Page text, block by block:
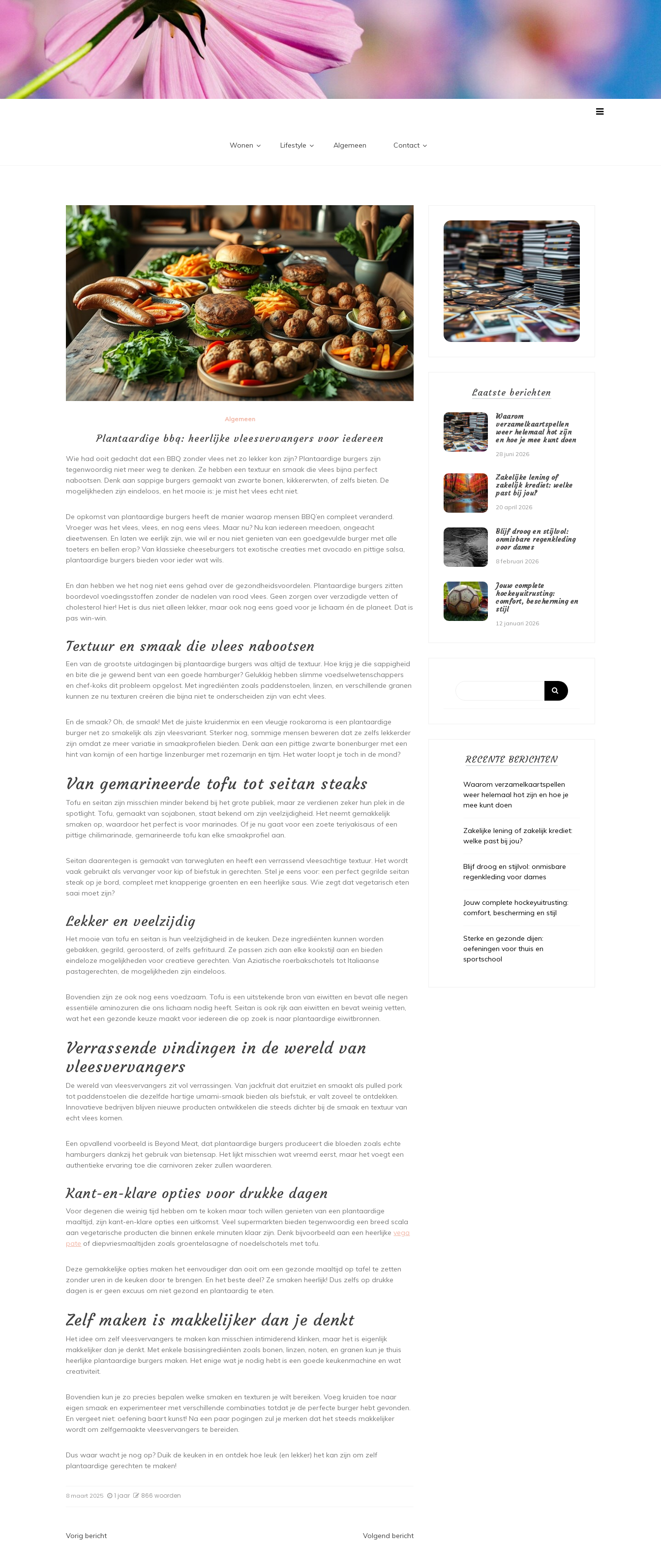
Wonen Lifestyle Algemeen Contact
Algemeen
Plantaardige bbq: heerlijke vleesvervangers voor iedereen
Wie had ooit gedacht dat een BBQ zonder vlees net zo lekker kon zijn? Plantaardige burgers zijn
tegenwoordig niet meer weg te denken. Ze hebben een textuur en smaak die vlees bijna perfect
nabootsen. Denk aan sappige burgers gemaakt van zwarte bonen, kikkererwten, of zelfs bieten. De
mogelijkheden zijn eindeloos, en het mooie is: je mist het vlees echt niet.
De opkomst van plantaardige burgers heeft de manier waarop mensen BBQ’en compleet veranderd.
Vroeger was het vlees, vlees, en nog eens vlees. Maar nu? Nu kan iedereen meedoen, ongeacht
dieetwensen. En laten we eerlijk zijn, wie wil er nou niet genieten van een goedgevulde burger met alle
toeters en bellen erop? Van klassieke cheeseburgers tot exotische creaties met avocado en pittige salsa,
plantaardige burgers bieden voor ieder wat wils.
En dan hebben we het nog niet eens gehad over de gezondheidsvoordelen. Plantaardige burgers zitten
boordevol voedingsstoffen zonder de nadelen van rood vlees. Geen zorgen over verzadigde vetten of
cholesterol hier! Het is dus niet alleen lekker, maar ook nog eens goed voor je lichaam én de planeet. Dat is
pas win-win.
Textuur en smaak die vlees nabootsen
Een van de grootste uitdagingen bij plantaardige burgers was altijd de textuur. Hoe krijg je die sappigheid
en bite die je gewend bent van een goede hamburger? Gelukkig hebben slimme voedselwetenschappers
en chef-koks dit probleem opgelost. Met ingrediënten zoals paddenstoelen, linzen, en verschillende granen
kunnen ze nu texturen creëren die bijna niet te onderscheiden zijn van echt vlees.
En de smaak? Oh, de smaak! Met de juiste kruidenmix en een vleugje rookaroma is een plantaardige
burger net zo smakelijk als zijn vleesvariant. Sterker nog, sommige mensen beweren dat ze zelfs lekkerder
zijn omdat ze meer variatie in smaakprofielen bieden. Denk aan een pittige zwarte bonenburger met een
hint van komijn of een hartige linzenburger met rozemarijn en tijm. Het water loopt je toch in de mond?
Van gemarineerde tofu tot seitan steaks
Tofu en seitan zijn misschien minder bekend bij het grote publiek, maar ze verdienen zeker hun plek in de
spotlight. Tofu, gemaakt van sojabonen, staat bekend om zijn veelzijdigheid. Het neemt gemakkelijk
smaken op, waardoor het perfect is voor marinades. Of je nu gaat voor een zoete teriyakisaus of een
pittige chilimarinade, gemarineerde tofu kan elke smaakprofiel aan.
Seitan daarentegen is gemaakt van tarwegluten en heeft een verrassend vleesachtige textuur. Het wordt
vaak gebruikt als vervanger voor kip of biefstuk in gerechten. Stel je eens voor: een perfect gegrilde seitan
steak op je bord, compleet met knapperige groenten en een heerlijke saus. Wie zegt dat vegetarisch eten
saai moet zijn?
Lekker en veelzijdig
Het mooie van tofu en seitan is hun veelzijdigheid in de keuken. Deze ingrediënten kunnen worden
gebakken, gegrild, geroosterd, of zelfs gefrituurd. Ze passen zich aan elke kookstijl aan en bieden
eindeloze mogelijkheden voor creatieve gerechten. Van Aziatische roerbakschotels tot Italiaanse
pastagerechten, de mogelijkheden zijn eindeloos.
Bovendien zijn ze ook nog eens voedzaam. Tofu is een uitstekende bron van eiwitten en bevat alle negen
essentiële aminozuren die ons lichaam nodig heeft. Seitan is ook rijk aan eiwitten en bevat weinig vetten,
wat het een gezonde keuze maakt voor iedereen die op zoek is naar plantaardige eiwitbronnen.
Verrassende vindingen in de wereld van
vleesvervangers
De wereld van vleesvervangers zit vol verrassingen. Van jackfruit dat eruitziet en smaakt als pulled pork
tot paddenstoelen die dezelfde hartige umami-smaak bieden als biefstuk, er valt zoveel te ontdekken.
Innovatieve bedrijven blijven nieuwe producten ontwikkelen die steeds dichter bij de smaak en textuur van
echt vlees komen.
Een opvallend voorbeeld is Beyond Meat, dat plantaardige burgers produceert die bloeden zoals echte
hamburgers dankzij het gebruik van bietensap. Het lijkt misschien wat vreemd eerst, maar het voegt een
authentieke ervaring toe die carnivoren zeker zullen waarderen.
Kant-en-klare opties voor drukke dagen
Voor degenen die weinig tijd hebben om te koken maar toch willen genieten van een plantaardige
maaltijd, zijn kant-en-klare opties een uitkomst. Veel supermarkten bieden tegenwoordig een breed scala
aan vegetarische producten die binnen enkele minuten klaar zijn. Denk bijvoorbeeld aan een heerlijkevega
pate of diepvriesmaaltijden zoals groentelasagne of noedelschotels met tofu.
Deze gemakkelijke opties maken het eenvoudiger dan ooit om een gezonde maaltijd op tafel te zetten
zonder uren in de keuken door te brengen. En het beste deel? Ze smaken heerlijk! Dus zelfs op drukke
dagen is er geen excuus om niet gezond en plantaardig te eten.
Zelf maken is makkelijker dan je denkt
Het idee om zelf vleesvervangers te maken kan misschien intimiderend klinken, maar het is eigenlijk
makkelijker dan je denkt. Met enkele basisingrediënten zoals bonen, linzen, noten, en granen kun je thuis
heerlijke plantaardige burgers maken. Het enige wat je nodig hebt is een goede keukenmachine en wat
creativiteit.
Bovendien kun je zo precies bepalen welke smaken en texturen je wilt bereiken. Voeg kruiden toe naar
eigen smaak en experimenteer met verschillende combinaties totdat je de perfecte burger hebt gevonden.
En vergeet niet: oefening baart kunst! Na een paar pogingen zul je merken dat het steeds makkelijker
wordt om zelfgemaakte vleesvervangers te bereiden.
Dus waar wacht je nog op? Duik de keuken in en ontdek hoe leuk (en lekker) het kan zijn om zelf
plantaardige gerechten te maken!
8 maart 2025 1 jaar 866 woorden
Vorig bericht Volgend bericht
Laatste berichten
Waarom
verzamelkaartspellen
weer helemaal hot zijn
en hoe je mee kunt doen
28 juni 2026
Zakelijke lening of
zakelijk krediet: welke
past bij jou?
20 april 2026
Blijf droog en stijlvol:
onmisbare regenkleding
voor dames
8 februari 2026
Jouw complete
hockeyuitrusting:
comfort, bescherming en
stijl
12 januari 2026
RECENTE BERICHTEN
Waarom verzamelkaartspellen
weer helemaal hot zijn en hoe je
mee kunt doen
Zakelijke lening of zakelijk krediet:
welke past bij jou?
Blijf droog en stijlvol: onmisbare
regenkleding voor dames
Jouw complete hockeyuitrusting:
comfort, bescherming en stijl
Sterke en gezonde dijen:
oefeningen voor thuis en
sportschool